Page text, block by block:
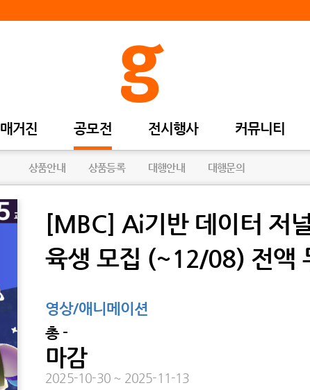
매거진 공모전 전시행사 커뮤니티
상품안내 상품등록 대행안내 대행문의
[MBC] Ai기반 데이터 저
육생 모집 (~12/08) 전액
영상/애니메이션
총 -
마감
2025-10-30 ~ 2025-11-13